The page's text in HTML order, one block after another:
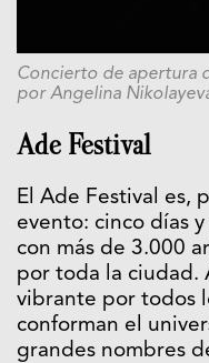
Concierto de apertura
por Angelina
Ade Festival
El Ade Festival es,
evento: cinco días
con más de 3.000
por toda la ciudad.
vibrante por todos
conforman el
grandes nombres